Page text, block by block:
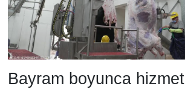
Bayram boyunca hizmet